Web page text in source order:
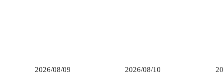
2026/08/09
2026/08/10